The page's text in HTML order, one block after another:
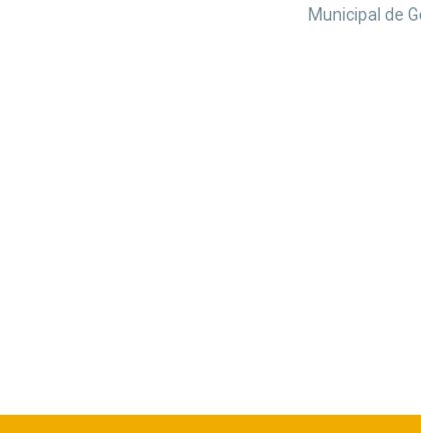
Municipal de